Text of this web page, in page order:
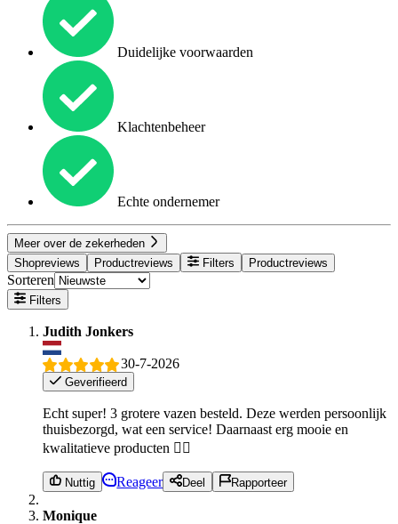
Duidelijke voorwaarden
Klachtenbeheer
Echte ondernemer
Meer over de zekerheden
Shopreviews
Productreviews Filters Productreviews
Sorteren
Filters
Judith Jonkers
30-7-2026
Geverifieerd
Echt super! 3 grotere vazen besteld. Deze werden persoonlijk
thuisbezorgd, wat een service! Daarnaast erg mooie en
kwalitatieve producten 👌🏼
Nuttig Reageer Deel Rapporteer
Monique